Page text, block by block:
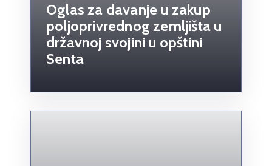
Oglas za davanje u zakup
poljoprivrednog zemljišta u
državnoj svojini u opštini
Senta